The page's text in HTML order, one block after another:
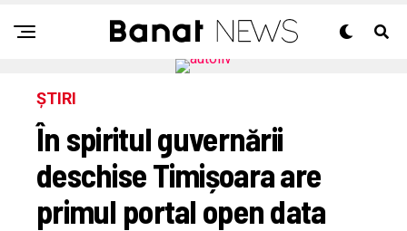
ȘTIRI
În spiritul guvernării
deschise Timișoara are
primul portal open data